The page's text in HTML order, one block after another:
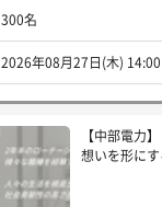
300名
2026年08月27日(木) 14:00
【中部電力
想いを形に